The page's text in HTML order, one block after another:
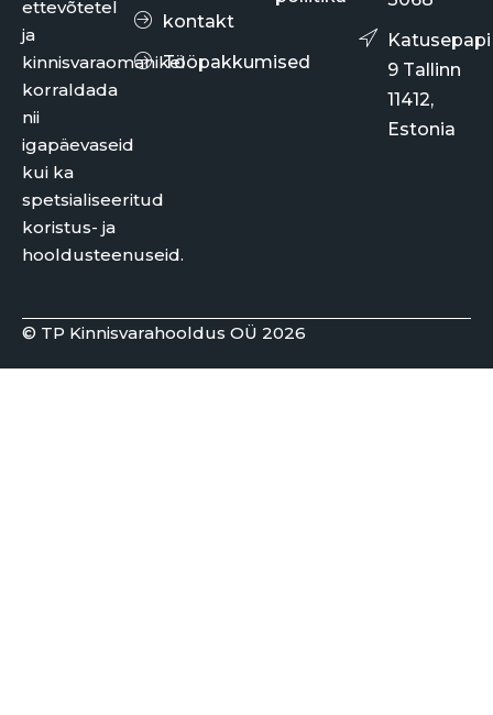
ettevõtetel
ja
kinnisvaraomanikel
korraldada
nii
igapäevaseid
kui ka
spetsialiseeritud
koristus- ja
hooldusteenuseid.
kontakt
Tööpakkumised
Katusepapi
9 Tallinn
11412,
Estonia
© TP Kinnisvarahooldus OÜ 2026